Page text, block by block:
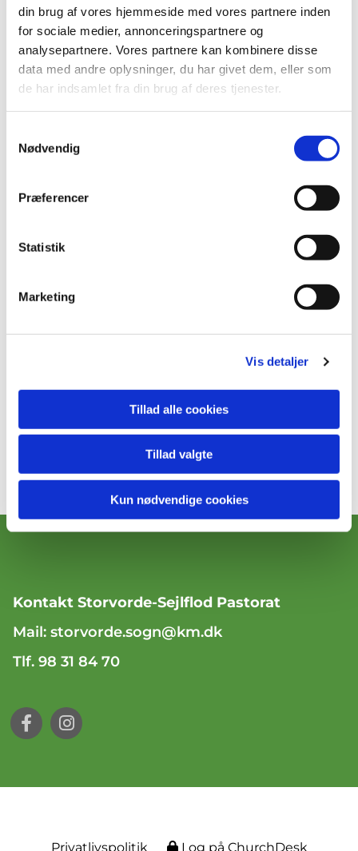
din brug af vores hjemmeside med vores partnere inden
for sociale medier, annonceringspartnere og
analysepartnere. Vores partnere kan kombinere disse
data med andre oplysninger, du har givet dem, eller som
de har indsamlet fra din brug af deres tjenester.
Nødvendig
Præferencer
Statistik
Marketing
Vis detaljer
Tillad alle cookies
Tillad valgte
Kun nødvendige cookies
Du vil måske også kunne lide...
Kontakt Storvorde-Sejlflod Pastorat
Mail: storvorde.sogn@km.dk
Tlf. 98 31 84 70
Privatlivspolitik Log på ChurchDesk